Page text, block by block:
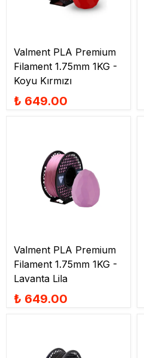
Valment PLA Premium
Filament 1.75mm 1KG -
Koyu Kırmızı
₺ 649.00
Valment PLA Premium
Filament 1.75mm 1KG -
Lavanta Lila
₺ 649.00